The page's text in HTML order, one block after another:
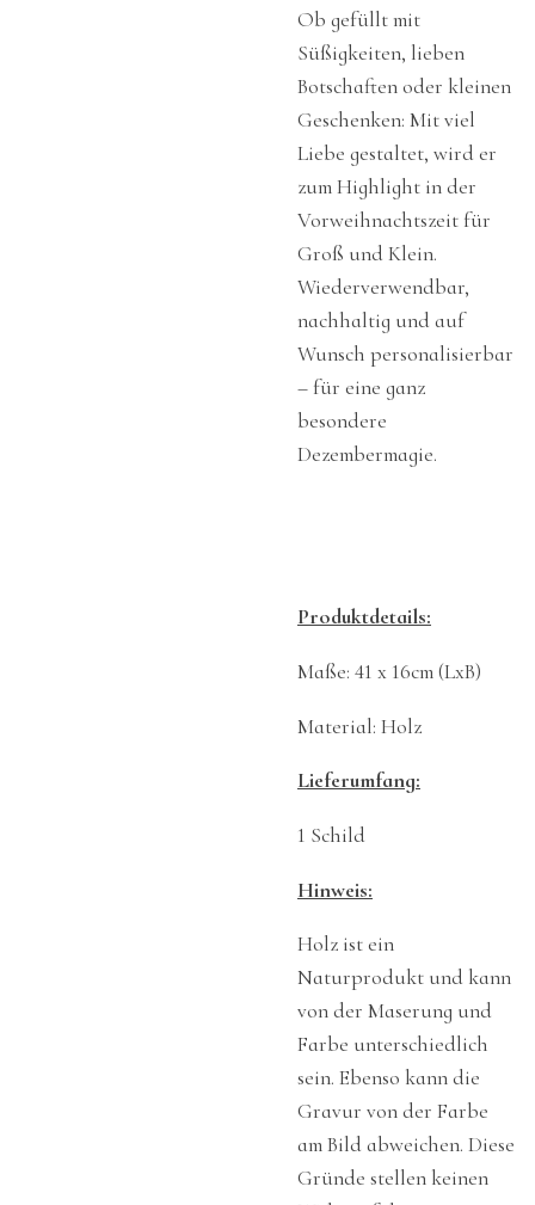
Ob gefüllt mit
Süßigkeiten, lieben
Botschaften oder kleinen
Geschenken: Mit viel
Liebe gestaltet, wird er
zum Highlight in der
Vorweihnachtszeit für
Groß und Klein.
Wiederverwendbar,
nachhaltig und auf
Wunsch personalisierbar
– für eine ganz
besondere
Dezembermagie.
Produktdetails:
Maße: 41 x 16cm (LxB)
Material: Holz
Lieferumfang:
1 Schild
Hinweis:
Holz ist ein
Naturprodukt und kann
von der Maserung und
Farbe unterschiedlich
sein. Ebenso kann die
Gravur von der Farbe
am Bild abweichen. Diese
Gründe stellen keinen